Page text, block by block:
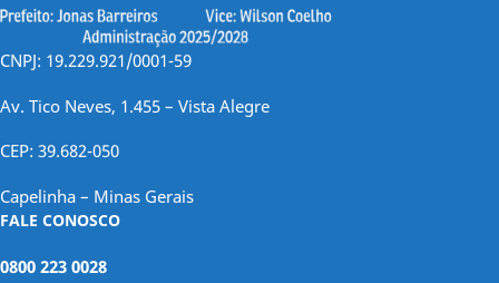
CNPJ: 19.229.921/0001-59
Av. Tico Neves, 1.455 – Vista Alegre
CEP: 39.682-050
Capelinha – Minas Gerais
FALE CONOSCO
0800 223 0028